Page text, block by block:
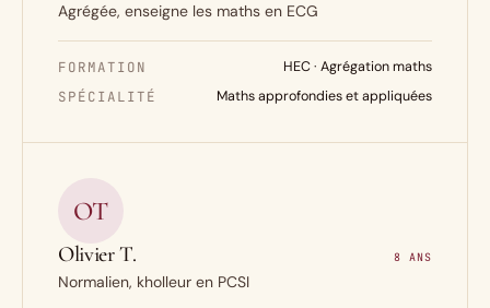
Agrégée, enseigne les maths en ECG
FORMATION HEC · Agrégation maths
SPÉCIALITÉ Maths approfondies et appliquées
OT
Olivier T. 8 ANS
Normalien, kholleur en PCSI